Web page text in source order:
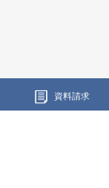
資料請求